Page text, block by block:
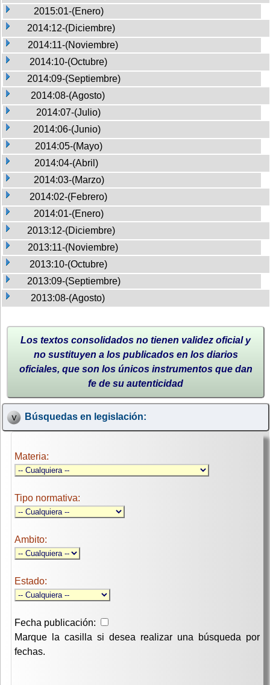
2015:01-(Enero)
2014:12-(Diciembre)
2014:11-(Noviembre)
2014:10-(Octubre)
2014:09-(Septiembre)
2014:08-(Agosto)
2014:07-(Julio)
2014:06-(Junio)
2014:05-(Mayo)
2014:04-(Abril)
2014:03-(Marzo)
2014:02-(Febrero)
2014:01-(Enero)
2013:12-(Diciembre)
2013:11-(Noviembre)
2013:10-(Octubre)
2013:09-(Septiembre)
2013:08-(Agosto)
Los textos consolidados no tienen validez oficial y
no sustituyen a los publicados en los diarios
oficiales, que son los únicos instrumentos que dan
fe de su autenticidad
Búsquedas en legislación:
Materia:
Tipo normativa:
Ambito:
Estado:
Fecha publicación:
Marque la casilla si desea realizar una búsqueda por
fechas.